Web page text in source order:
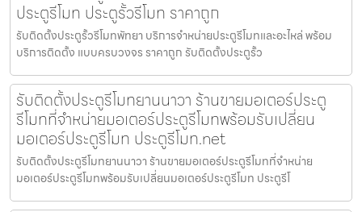
ประตูรีโมท ประตูรั้วรีโมท ราคาถูก
รับติดตั้งประตูรั้วรีโมทพัทยา บริการจำหน่ายประตูรีโมทและอะไหล่ พร้อม
บริการติดตั้ง แบบครบวงจร ราคาถูก รับติดตั้งประตูรั้ว
รับติดตั้งประตูรีโมทยานนาวา ร้านขายมอเตอร์ประตู
รีโมทที่จำหน่ายมอเตอร์ประตูรีโมทพร้อมรับเปลี่ยน
มอเตอร์ประตูรีโมท ประตูรีโมท.net
รับติดตั้งประตูรีโมทยานนาวา ร้านขายมอเตอร์ประตูรีโมทที่จำหน่าย
มอเตอร์ประตูรีโมทพร้อมรับเปลี่ยนมอเตอร์ประตูรีโมท ประตูรีโ